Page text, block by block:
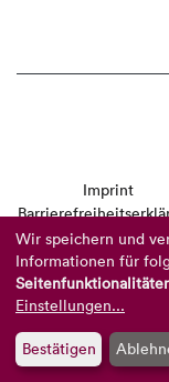
Imprint
(Mo-
Wir speichern und
Informationen für
Einstellungen...
Bestätigen